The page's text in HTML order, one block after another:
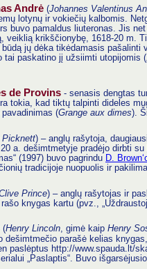
Andrė (Johannes Valentinus
lotynų ir vokiečių kalbomis.
buvo pamaldus liuteronas. Jis
veiklią krikščionybę, 1618-20 m.
jų dėka tikėdamasis
tai paskatino jį užsiimti utopijomis
de Provins - senasis dengtas
tokia, kad tiktų talpinti dideles
(Grange aux dimes).
Picknett) – anglų rašytoja,
a. dešimtmetyje pradėjo dirbti su
(1997) buvo pagrindu D.
tradicijoje nuopuolis ir
Prince) – anglų rašytojas ir
knygas kartu (pvz.,
(Henry Lincoln, gimė kaip Henry
dešimtmečio parašė kelias
paslėptus http://www.spauda.lt/
„Paslaptis“. Buvo